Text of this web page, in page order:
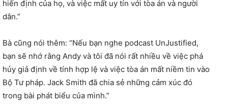
hiến định của họ, và việc mất uy tín với tòa án và người
dân.”
Bà cũng nói thêm: “Nếu bạn nghe podcast UnJustified,
bạn sẽ nhớ rằng Andy và tôi đã nói rất nhiều về việc phá
hủy giả định về tính hợp lệ và việc tòa án mất niềm tin vào
Bộ Tư pháp. Jack Smith đã chia sẻ những cảm xúc đó
trong bài phát biểu của mình.”